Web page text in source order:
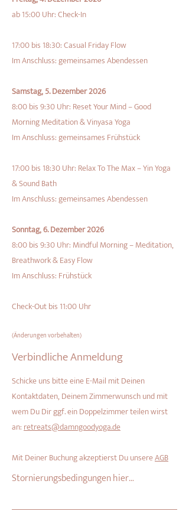
ab 15:00 Uhr: Check-In
17:00 bis 18:30: Casual Friday Flow
Im Anschluss: gemeinsames Abendessen
Samstag, 5. Dezember 2026
8:00 bis 9:30 Uhr: Reset Your Mind – Good
Morning Meditation & Vinyasa Yoga
Im Anschluss: gemeinsames Frühstück
17:00 bis 18:30 Uhr: Relax To The Max – Yin Yoga
& Sound Bath
Im Anschluss: gemeinsames Abendessen
Sonntag, 6. Dezember 2026
8:00 bis 9:30 Uhr: Mindful Morning – Meditation,
Breathwork & Easy Flow
Im Anschluss: Frühstück
Check-Out bis 11:00 Uhr
(Änderungen vorbehalten)
Verbindliche Anmeldung
Schicke uns bitte eine E-Mail mit Deinen
Kontaktdaten, Deinem Zimmerwunsch und mit
wem Du Dir ggf. ein Doppelzimmer teilen wirst
an:retreats@damngoodyoga.de
Mit Deiner Buchung akzeptierst Du unsereAGB
Stornierungsbedingungen hier
beiderseits verbindlich ist. Das heißt, dass